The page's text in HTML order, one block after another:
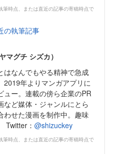
筆時点、または直近の記事の寄稿時点で
の執筆記事
マグチ シズカ）
はなんでもやる精神で急成
2019年よりマンガアプリに
ュー。連載の傍ら企業のPR
など媒体・ジャンルにとら
わせた漫画を制作中。趣味
Twitter： @shizuckey
筆時点、または直近の記事の寄稿時点で